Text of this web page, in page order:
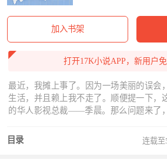
加入书架
打开17K小说APP，新用户
最近，我摊上事了。因为一场美丽的误会
生活，并且赖上我不走了。顺便提一下，
的华人影视总裁——季晨。那么问题来了
话又说回来，偶尔听闻隔壁狗主不会养哈
哈不但热情欢迎，还帮忙搬东西。这……
目录 连载至